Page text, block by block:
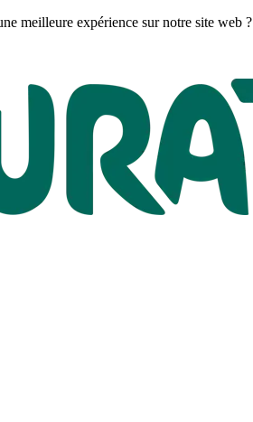
meilleure expérience sur notre site web ?